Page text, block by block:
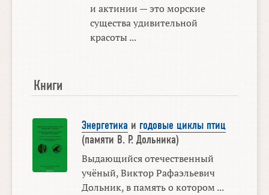
и актинии — это морские
существа удивительной
красоты ...
Книги
Энергетика и годовые циклы птиц
(памяти В. Р. Дольника)
Выдающийся отечественный
учёный, Виктор Рафаэльевич
Дольник, в память о котором ...